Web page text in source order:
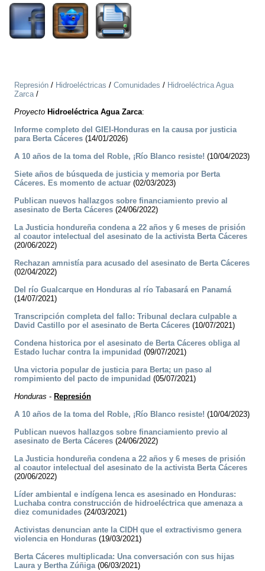
Represión / Hidroeléctricas / Comunidades / Hidroeléctrica Agua
Zarca/
Proyecto Hidroeléctrica Agua Zarca:
Informe completo del GIEI-Honduras en la causa por justicia
para Berta Cáceres (14/01/2026)
A 10 años de la toma del Roble, ¡Río Blanco resiste! (10/04/2023)
Siete años de búsqueda de justicia y memoria por Berta
Cáceres. Es momento de actuar (02/03/2023)
Publican nuevos hallazgos sobre financiamiento previo al
asesinato de Berta Cáceres (24/06/2022)
La Justicia hondureña condena a 22 años y 6 meses de prisión
al coautor intelectual del asesinato de la activista Berta Cáceres
(20/06/2022)
Rechazan amnistía para acusado del asesinato de Berta Cáceres
(02/04/2022)
Del río Gualcarque en Honduras al río Tabasará en Panamá
(14/07/2021)
Transcripción completa del fallo: Tribunal declara culpable a
David Castillo por el asesinato de Berta Cáceres (10/07/2021)
Condena historica por el asesinato de Berta Cáceres obliga al
Estado luchar contra la impunidad (09/07/2021)
Una victoria popular de justicia para Berta; un paso al
rompimiento del pacto de impunidad (05/07/2021)
Honduras - Represión
A 10 años de la toma del Roble, ¡Río Blanco resiste! (10/04/2023)
Publican nuevos hallazgos sobre financiamiento previo al
asesinato de Berta Cáceres (24/06/2022)
La Justicia hondureña condena a 22 años y 6 meses de prisión
al coautor intelectual del asesinato de la activista Berta Cáceres
(20/06/2022)
Líder ambiental e indígena lenca es asesinado en Honduras:
Luchaba contra construcción de hidroeléctrica que amenaza a
diez comunidades (24/03/2021)
Activistas denuncian ante la CIDH que el extractivismo genera
violencia en Honduras (19/03/2021)
Berta Cáceres multiplicada: Una conversación con sus hijas
Laura y Bertha Zúñiga(06/03/2021)